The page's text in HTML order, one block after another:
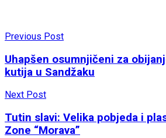
Previous Post
Uhapšen osumnjičeni za
kutija u Sandžaku
Next Post
Tutin slavi: Velika pobjeda i
Zone “Morava”